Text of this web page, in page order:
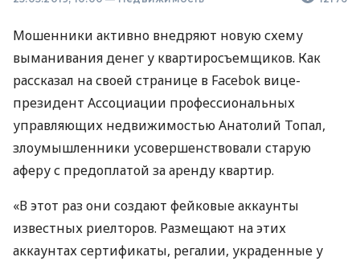
Мошенники активно внедряют новую схему
выманивания денег у квартиросъемщиков. Как
рассказал на своей странице в Facebok вице-
президент Ассоциации профессиональных
управляющих недвижимостью Анатолий Топал,
злоумышленники усовершенствовали старую
аферу с предоплатой за аренду квартир.
«В этот раз они создают фейковые аккаунты
известных риелторов. Размещают на этих
аккаунтах сертификаты, регалии, украденные у